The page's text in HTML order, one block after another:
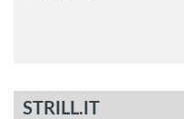
STRILL.IT